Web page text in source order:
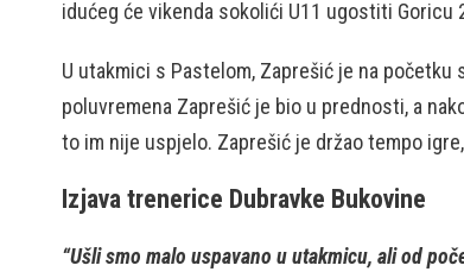
idućeg će vikenda sokolići U11 ugostiti Goricu
U utakmici s Pastelom, Zaprešić je na
poluvremena Zaprešić je bio u prednosti, a
to im nije uspjelo. Zaprešić je držao tempo
Izjava trenerice Dubravke Bukovine
“Ušli smo malo uspavano u utakmicu, ali od